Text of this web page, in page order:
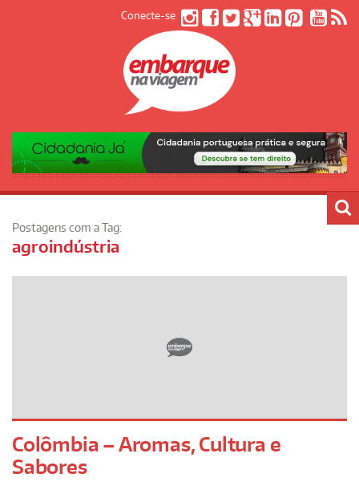
Conecte-se
Postagens com a Tag:
agroindústria
Colômbia – Aromas, Cultura e
Sabores